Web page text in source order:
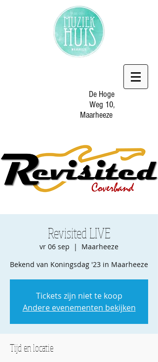
De Hoge
Weg 10,
Maarheeze
Revisited LIVE
vr 06 sep
  |
Maarheeze
Bekend van Koningsdag '23 in Maarheeze
Tickets zijn niet te koop
Andere evenementen bekijken
Tijd en locatie